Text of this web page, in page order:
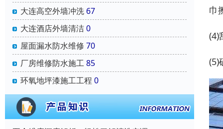
大连高空外墙冲洗 67
大连酒店外墙清洁0
屋面漏水防水维修 70
厂房维修防水施工85
环氧地坪漆施工工程 0
巾
(4)
(5)